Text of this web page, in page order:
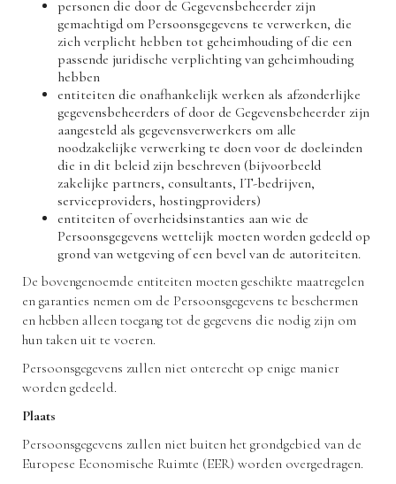
personen die door de Gegevensbeheerder zijn
gemachtigd om Persoonsgegevens te verwerken, die
zich verplicht hebben tot geheimhouding of die een
passende juridische verplichting van geheimhouding
hebben
entiteiten die onafhankelijk werken als afzonderlijke
gegevensbeheerders of door de Gegevensbeheerder zijn
aangesteld als gegevensverwerkers om alle
noodzakelijke verwerking te doen voor de doeleinden
die in dit beleid zijn beschreven (bijvoorbeeld
zakelijke partners, consultants, IT-bedrijven,
serviceproviders, hostingproviders)
entiteiten of overheidsinstanties aan wie de
Persoonsgegevens wettelijk moeten worden gedeeld op
grond van wetgeving of een bevel van de autoriteiten.
De bovengenoemde entiteiten moeten geschikte maatregelen
en garanties nemen om de Persoonsgegevens te beschermen
en hebben alleen toegang tot de gegevens die nodig zijn om
hun taken uit te voeren.
Persoonsgegevens zullen niet onterecht op enige manier
worden gedeeld.
Plaats
Persoonsgegevens zullen niet buiten het grondgebied van de
Europese Economische Ruimte (EER) worden overgedragen.